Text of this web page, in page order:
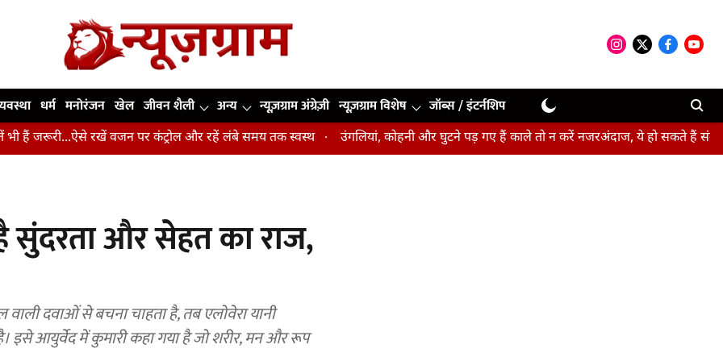
धर्म मनोरंजन खेल जीवन शैली अन्य न्यूज़ग्राम अंग्रेज़ी न्यूज़ग्राम विशेष जॉब्स / इंटर्नशिप
रखें वजन पर कंट्रोल और रहें लंबे समय तक स्वस्थ उंगलियां, कोहनी और घुटने पड़ गए हैं काले तो न करें नजरअंदाज, ये हो सकते हैं संकेत
सुंदरता और सेहत का राज,
दवाओं से बचना चाहता है, तब एलोवेरा यानी
इसे आयुर्वेद में कुमारी कहा गया है जो शरीर, मन और रूप